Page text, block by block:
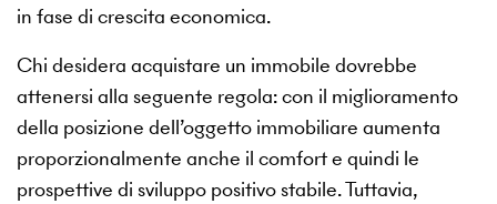
in fase di crescita economica.
Chi desidera acquistare un immobile dovrebbe
attenersi alla seguente regola: con il miglioramento
della posizione dell’oggetto immobiliare aumenta
proporzionalmente anche il comfort e quindi le
prospettive di sviluppo positivo stabile. Tuttavia,